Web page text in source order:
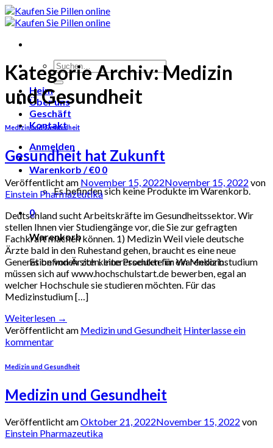
Skip
to
Suchen
nach:
Heim
Über uns
Geschäft
Kontakt
Anmelden
Warenkorb /€0 0
Es befinden sich keine Produkte im Warenkorb.
0
Warenkorb
Es befinden sich keine Produkte im Warenkorb.
Kategorie Archiv:Medizin
und Gesundheit
Medizin und Gesundheit
Gesundheit hat Zukunft
Veröffentlicht am November 15, 2022November 15, 2022 von
Einstein Pharmazeutika
Deutschland sucht Arbeitskräfte im Gesundheitssektor. Wir
stellen Ihnen vier Studiengänge vor, die Sie zur gefragten
Fachkraft machen können. 1) Medizin Weil viele deutsche
Ärzte bald in den Ruhestand gehen, braucht es eine neue
Generation von Ärzten. Interessenten für ein Medizinstudium
müssen sich auf www.hochschulstart.de bewerben, egal an
welcher Hochschule sie studieren möchten. Für das
Medizinstudium […]
Weiterlesen →
Veröffentlicht am Medizin und Gesundheit Hinterlasse ein
kommentar
Medizin und Gesundheit
Medizin und Gesundheit
Veröffentlicht amOktober 21, 2022November 15, 2022 von
Einstein Pharmazeutika